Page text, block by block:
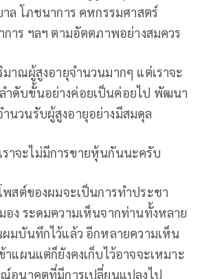
ล โภชนาการ คหกรรมศาสตร์
าร ฯลฯ ตามอัตตภาพอย่างสมควร
มาณผู้สูงอายุจำนวนมากๆ แต่เราจะ
ำดับขั้นอย่างค่อยเป็นค่อยไป พัฒนา
นวนรับผู้สูงอายุอย่างมีสมดุล
ราจะไม่มีการขายหุ้นกันนะครับ
พสต์ของผมจะเป็นการทำประชา
ง ระดมความเห็นจากท่านทั้งหลาย
มบันทึกไว้แล้ว อีกหลายความเห็น
าแผนแต่ก็ยังคงเก็บไว้อาจจะเหมาะ
อนาคตที่มีการเปลี่ยนแปลงไป